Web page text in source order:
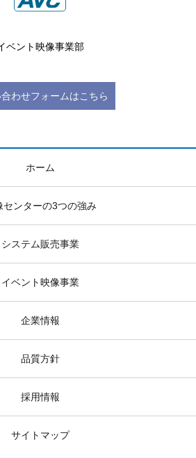
ベント映像事業部
わせフォームはこちら
ホーム
センターの3つの強み
システム販売事業
イベント映像事業
企業情報
品質方針
採用情報
サイトマップ